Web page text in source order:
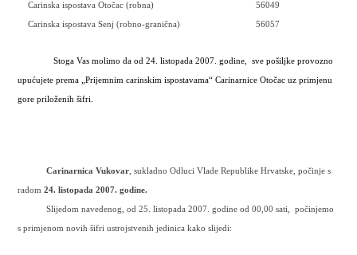
Carinska ispostava Otočac (robna) 56049
Carinska ispostava Senj (robno-granična) 56057
Stoga Vas molimo da od 24. listopada 2007. godine, sve pošiljke provozno
upućujete prema „Prijemnim carinskim ispostavama“ Carinarnice Otočac uz primjenu
gore priloženih šifri.
Carinarnica Vukovar , sukladno Odluci Vlade Republike Hrvatske, počinje s
radom24. listopada 2007. godine.
Slijedom navedenog, od 25. listopada 2007. godine od 00,00 sati, počinjemo
s primjenom novih šifri ustrojstvenih jedinica kako slijedi: